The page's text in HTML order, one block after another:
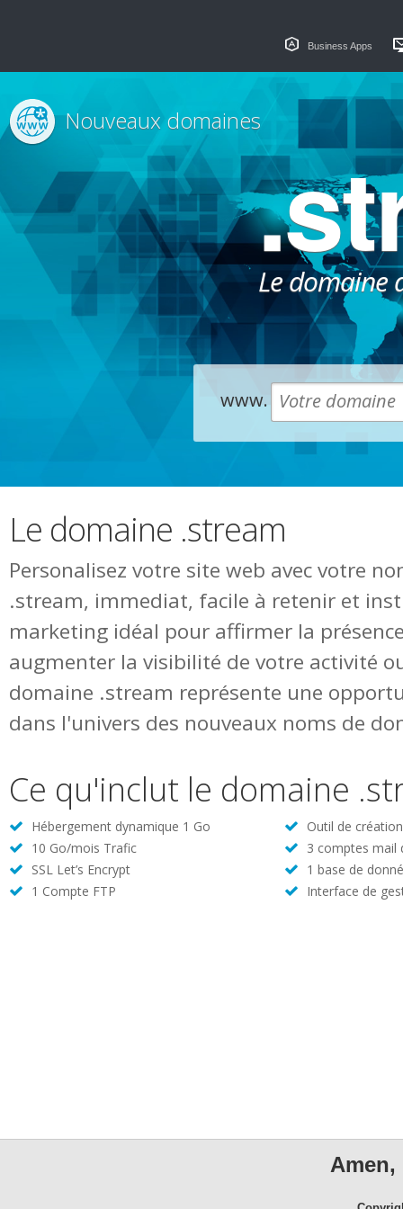
Business Apps
Le domaine
Nouveaux domaines
www.
Le domaine .stream
Personalisez votre site web avec votre
.stream, immediat, facile à retenir et
marketing idéal pour affirmer la
augmenter la visibilité de votre activité
domaine .stream représente une
dans l'univers des nouveaux noms de
Ce qu'inclut le domaine
Hébergement dynamique 1 Go
Outil de
10 Go/mois Trafic
3 comptes mail
SSL Let’s Encrypt
1 base de
1 Compte FTP
Interface de